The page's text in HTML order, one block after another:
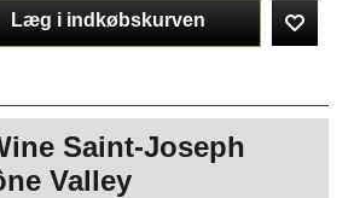
Læg i indkøbskurven
Saint-Joseph
Valley